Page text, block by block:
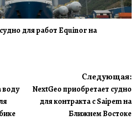
для работ Equinor на
воду
Следующая:
NextGeo приобретает судно
для контракта с Saipem на
Ближнем Востоке